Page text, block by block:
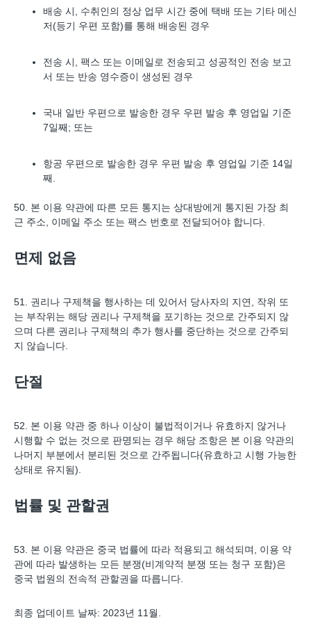
배송 시, 수취인의 정상 업무 시간 중에 택배 또는 기타 메신
저(등기 우편 포함)를 통해 배송된 경우
전송 시, 팩스 또는 이메일로 전송되고 성공적인 전송 보고
서 또는 반송 영수증이 생성된 경우
국내 일반 우편으로 발송한 경우 우편 발송 후 영업일 기준
7일째; 또는
항공 우편으로 발송한 경우 우편 발송 후 영업일 기준 14일
째.
50. 본 이용 약관에 따른 모든 통지는 상대방에게 통지된 가장 최
근 주소, 이메일 주소 또는 팩스 번호로 전달되어야 합니다.
면제 없음
51. 권리나 구제책을 행사하는 데 있어서 당사자의 지연, 작위 또
는 부작위는 해당 권리나 구제책을 포기하는 것으로 간주되지 않
으며 다른 권리나 구제책의 추가 행사를 중단하는 것으로 간주되
지 않습니다.
단절
52. 본 이용 약관 중 하나 이상이 불법적이거나 유효하지 않거나
시행할 수 없는 것으로 판명되는 경우 해당 조항은 본 이용 약관의
나머지 부분에서 분리된 것으로 간주됩니다(유효하고 시행 가능한
상태로 유지됨).
법률 및 관할권
53. 본 이용 약관은 중국 법률에 따라 적용되고 해석되며, 이용 약
관에 따라 발생하는 모든 분쟁(비계약적 분쟁 또는 청구 포함)은
중국 법원의 전속적 관할권을 따릅니다.
최종 업데이트 날짜: 2023년 11월.